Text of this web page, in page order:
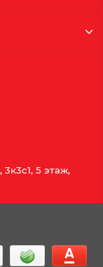
5 этаж,